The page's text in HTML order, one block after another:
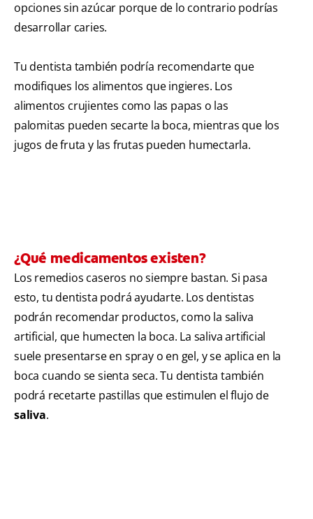
opciones sin azúcar porque de lo contrario podrías
desarrollar caries.
Tu dentista también podría recomendarte que
modifiques los alimentos que ingieres. Los
alimentos crujientes como las papas o las
palomitas pueden secarte la boca, mientras que los
jugos de fruta y las frutas pueden humectarla.
¿Qué medicamentos existen?
Los remedios caseros no siempre bastan. Si pasa
esto, tu dentista podrá ayudarte. Los dentistas
podrán recomendar productos, como la saliva
artificial, que humecten la boca. La saliva artificial
suele presentarse en spray o en gel, y se aplica en la
boca cuando se sienta seca. Tu dentista también
podrá recetarte pastillas que estimulen el flujo de
saliva.